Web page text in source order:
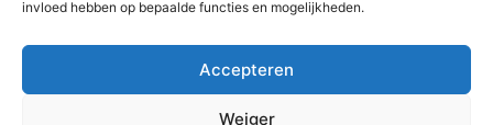
invloed hebben op bepaalde functies en mogelijkheden.
Accepteren
Weiger